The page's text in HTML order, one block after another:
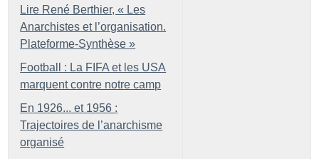
Lire René Berthier, « Les
Anarchistes et l’organisation.
Plateforme-Synthèse »
Football : La FIFA et les USA
marquent contre notre camp
En 1926... et 1956 :
Trajectoires de l’anarchisme
organisé